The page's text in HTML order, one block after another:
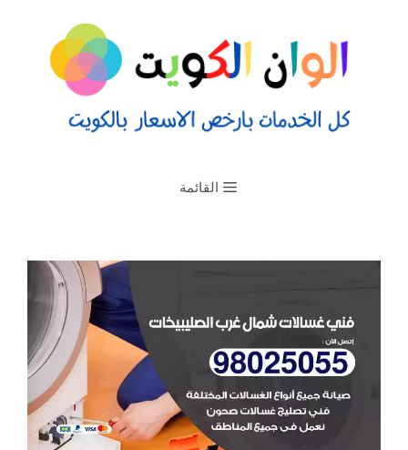
القائمة